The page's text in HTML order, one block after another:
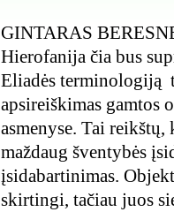
GINTARAS
Hierofanija čia bus
Eliadės terminologiją 
apsireiškimas gamtos
asmenyse. Tai
maždaug šventybės
įsidabartinimas.
skirtingi, tačiau juos